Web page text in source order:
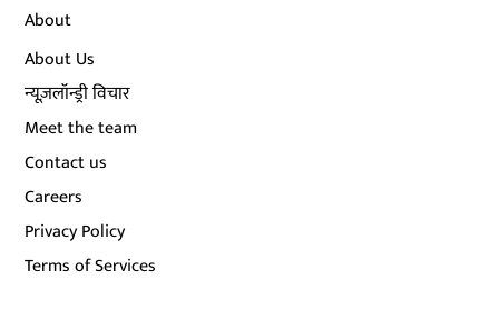
About
About Us
न्यूज़लॉन्ड्री विचार
Meet the team
Contact us
Careers
Privacy Policy
Terms of Services